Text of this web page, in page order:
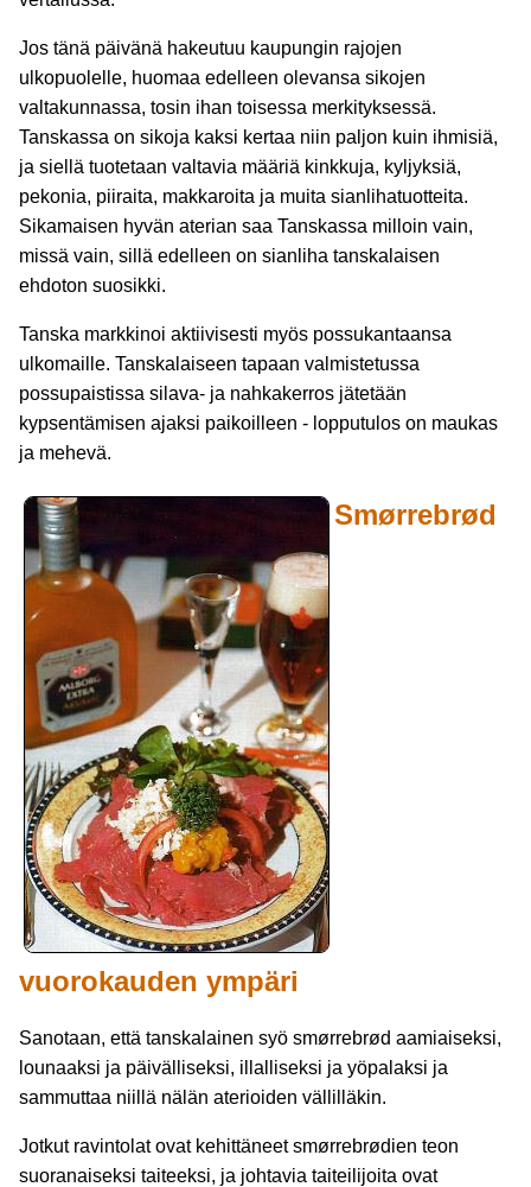
Jos tänä päivänä hakeutuu kaupungin rajojen
ulkopuolelle, huomaa edelleen olevansa sikojen
valtakunnassa, tosin ihan toisessa merkityksessä.
Tanskassa on sikoja kaksi kertaa niin paljon kuin ihmisiä,
ja siellä tuotetaan valtavia määriä kinkkuja, kyljyksiä,
pekonia, piiraita, makkaroita ja muita sianlihatuotteita.
Sikamaisen hyvän aterian saa Tanskassa milloin vain,
missä vain, sillä edelleen on sianliha tanskalaisen
ehdoton suosikki.
Tanska markkinoi aktiivisesti myös possukantaansa
ulkomaille. Tanskalaiseen tapaan valmistetussa
possupaistissa silava- ja nahkakerros jätetään
kypsentämisen ajaksi paikoilleen - lopputulos on maukas
ja mehevä.
Smørrebrød
vuorokauden ympäri
Sanotaan, että tanskalainen syö smørrebrød aamiaiseksi,
lounaaksi ja päivälliseksi, illalliseksi ja yöpalaksi ja
sammuttaa niillä nälän aterioiden vällilläkin.
Jotkut ravintolat ovat kehittäneet smørrebrødien teon
suoranaiseksi taiteeksi, ja johtavia taiteilijoita ovat